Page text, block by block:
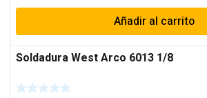
Añadir al carrito
Soldadura West Arco 6013 1/8